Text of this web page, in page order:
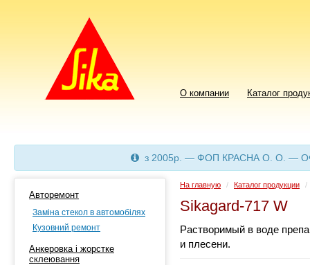
О компании Каталог
з 2005р. — ФОП КРАСНА О. О. —
Авторемонт
Заміна стекол в автомобілях
Кузовний ремонт
Анкеровка і жорстке
склеювання
На главную / Каталог продукции /
Sikagard-717 W
Растворимый в воде
и плесени.